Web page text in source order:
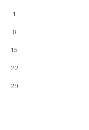
1
8
15
22
29